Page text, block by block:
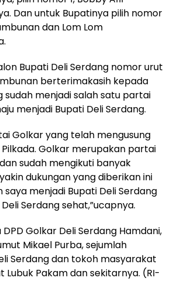
Dan untuk Bupatinya pilih nomor
dan Lom Lom
Bupati Deli Serdang nomor urut
berterimakasih kepada
sudah menjadi salah satu partai
menjadi Bupati Deli Serdang.
Golkar yang telah mengusung
Golkar merupakan partai
sudah mengikuti banyak
dukungan yang diberikan ini
saya menjadi Bupati Deli Serdang
Serdang sehat,”ucapnya.
Golkar Deli Serdang Hamdani,
Mikael Purba, sejumlah
Serdang dan tokoh masyarakat
Pakam dan sekitarnya. (RI-